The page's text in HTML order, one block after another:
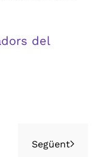
del
Següent